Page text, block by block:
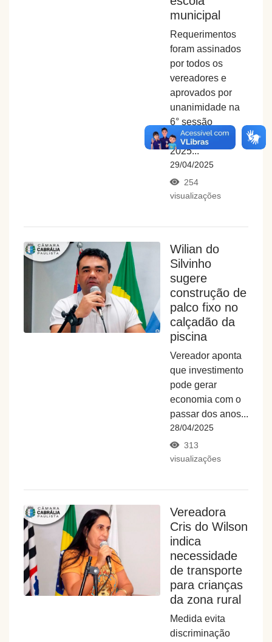
municipal
Requerimentos
foram assinados
por todos os
vereadores e
aprovados por
unanimidade na
6° sessão
ordinária de
2025...
29/04/2025
254
visualizações
Wilian do
Silvinho
sugere
construção de
palco fixo no
calçadão da
piscina
Vereador aponta
que investimento
pode gerar
economia com o
passar dos anos...
28/04/2025
313
visualizações
Vereadora
Cris do Wilson
indica
necessidade
de transporte
para crianças
da zona rural
Medida evita
discriminação